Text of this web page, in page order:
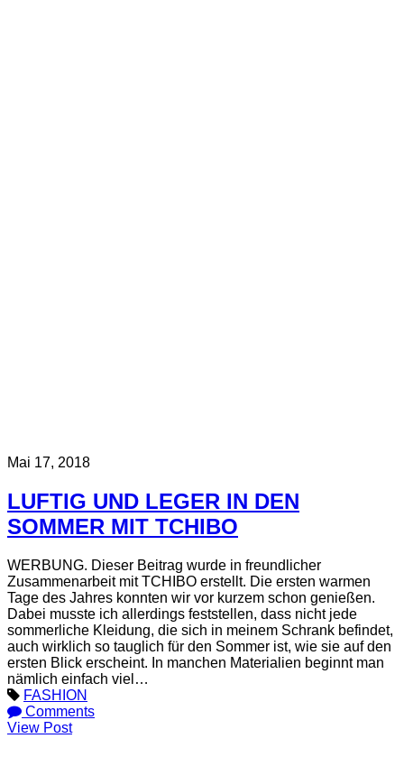
Mai 17, 2018
LUFTIG UND LEGER IN DEN
SOMMER MIT TCHIBO
WERBUNG. Dieser Beitrag wurde in freundlicher
Zusammenarbeit mit TCHIBO erstellt. Die ersten warmen
Tage des Jahres konnten wir vor kurzem schon genießen.
Dabei musste ich allerdings feststellen, dass nicht jede
sommerliche Kleidung, die sich in meinem Schrank befindet,
auch wirklich so tauglich für den Sommer ist, wie sie auf den
ersten Blick erscheint. In manchen Materialien beginnt man
nämlich einfach viel…
FASHION
Comments
View Post